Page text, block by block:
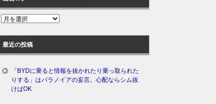
過
ロ
グ
最近の投稿
「BYDに乗ると情報を抜かれたり乗っ取られた
りする」はパラノイアの妄言。心配ならシム抜
けばOK